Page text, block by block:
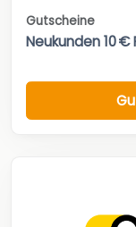
Gutscheine
Neukunden 10